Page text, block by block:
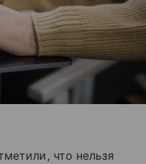
что нельзя